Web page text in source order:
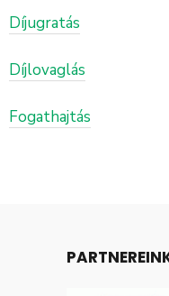
Díjugratás
Díjlovaglás
Fogathajtás